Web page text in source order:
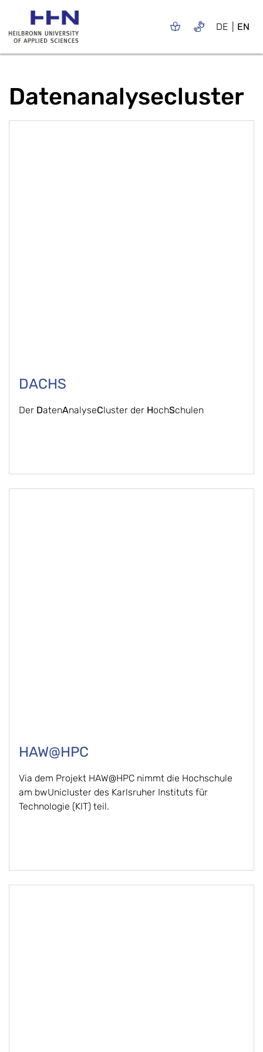
DE EN
Datenanalysecluster
DACHS
Der DatenAnalyseCluster der HochSchulen
HAW@HPC
Via dem Projekt HAW@HPC nimmt die Hochschule
am bwUnicluster des Karlsruher Instituts für
Technologie (KIT) teil.